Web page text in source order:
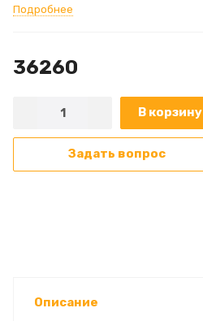
Подробнее
36260
В корзину
Задать вопрос
Описание